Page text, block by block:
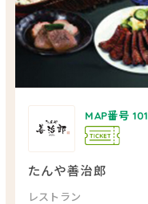
MAP番号 101
たんや善治郎
レストラン